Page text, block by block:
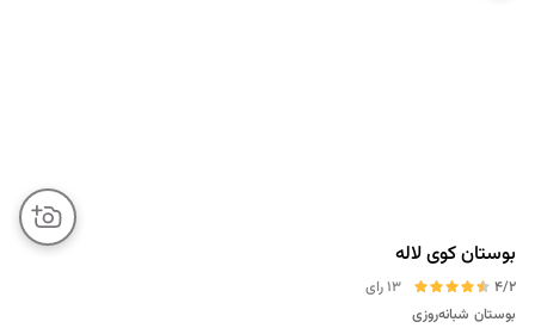
بوستان کوی لاله
4/2
13 رای
بوستان شبانه‌روزی